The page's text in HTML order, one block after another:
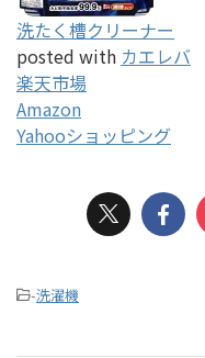
洗たく槽クリーナー
posted with カエレバ
楽天市場
Amazon
Yahooショッピング
-洗濯機